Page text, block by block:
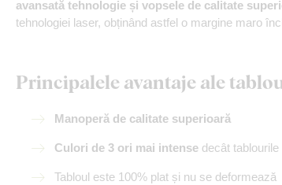
avansată tehnologie și vopsele de calitate
tehnologiei laser, obținând astfel o margine maro
Principalele avantaje ale
Manoperă de calitate superioară
Culori de 3 ori mai intense decât
Tabloul este 100% plat și nu se deformează